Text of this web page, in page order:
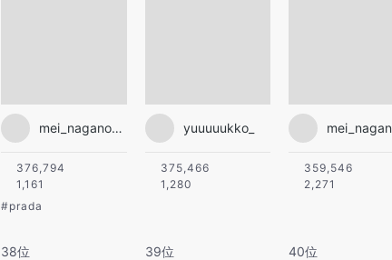
mei_nagano0924official
376,794
1,161
#prada
yuuuuukko_
375,466
1,280
359,546
2,271
38位 39位 40位